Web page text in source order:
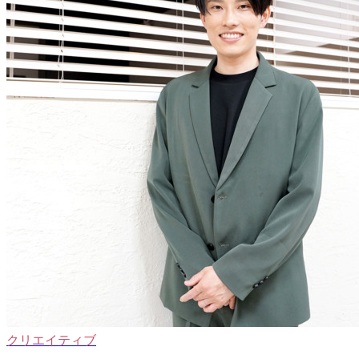
クリエイティブ